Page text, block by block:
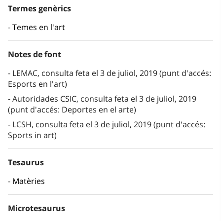
Termes genèrics
Temes en l'art
Notes de font
LEMAC, consulta feta el 3 de juliol, 2019 (punt d'accés:
Esports en l'art)
Autoridades CSIC, consulta feta el 3 de juliol, 2019
(punt d'accés: Deportes en el arte)
LCSH, consulta feta el 3 de juliol, 2019 (punt d'accés:
Sports in art)
Tesaurus
Matèries
Microtesaurus